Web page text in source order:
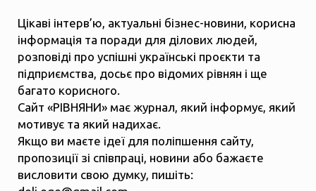
Цікаві інтерв’ю, актуальні бізнес-новини, корисна
інформація та поради для ділових людей,
розповіді про успішні українські проєкти та
підприємства, досьє про відомих рівнян і ще
багато корисного.
Сайт «РІВНЯНИ» має журнал, який інформує, який
мотивує та який надихає.
Якщо ви маєте ідеї для поліпшення сайту,
пропозиції зі співпраці, новини або бажаєте
висловити свою думку, пишіть: